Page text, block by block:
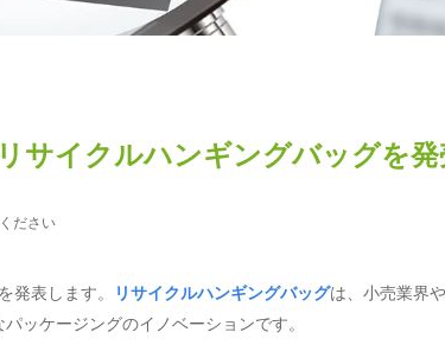
サイクルハンギングバッグを発
ださい
発表します。 リサイクルハンギングバッグは、小売業界
ッケージングのイノベーションです。